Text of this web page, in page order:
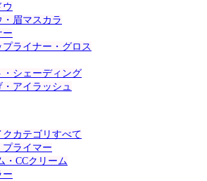
ウ
眉マスカラ
ー
プライナー・グロス
・シェーディング
アイラッシュ
カテゴリすべて
ライマー
・CCクリーム
ー